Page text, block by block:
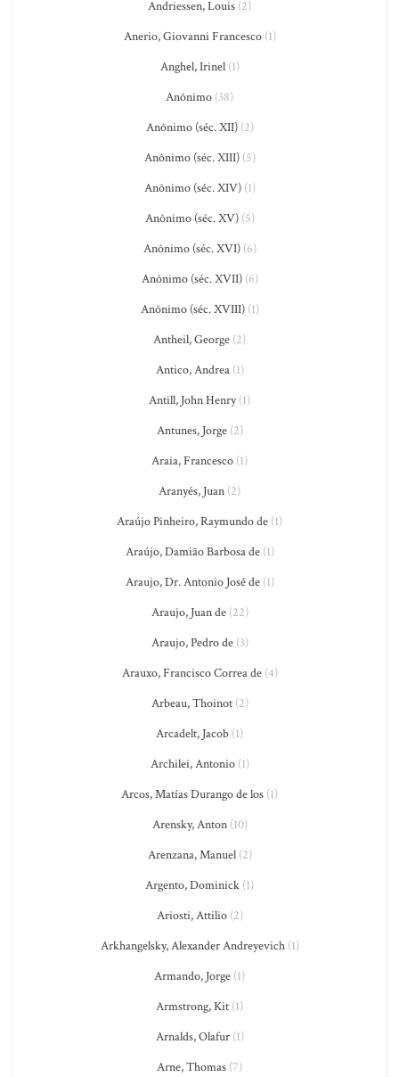
Andriessen, Louis (2)
Anerio, Giovanni Francesco(1)
Anghel, Irinel(1)
Anônimo (38)
Anônimo (séc. XII)(2)
Anônimo (séc. XIII)(5)
Anônimo (séc. XIV)(1)
Anônimo (séc. XV)(5)
Anônimo (séc. XVI)(6)
Anônimo (séc. XVII)(6)
Anônimo (séc. XVIII)(1)
Antheil, George (2)
Antico, Andrea(1)
Antill, John Henry(1)
Antunes, Jorge(2)
Araia, Francesco (1)
Aranyés, Juan (2)
Araújo Pinheiro, Raymundo de (1)
Araújo, Damião Barbosa de(1)
Araujo, Dr. Antonio José de(1)
Araujo, Juan de(22)
Araujo, Pedro de(3)
Arauxo, Francisco Correa de(4)
Arbeau, Thoinot(2)
Arcadelt, Jacob (1)
Archilei, Antonio(1)
Arcos, Matías Durango de los (1)
Arensky, Anton(10)
Arenzana, Manuel(2)
Argento, Dominick (1)
Ariosti, Attilio(2)
Arkhangelsky, Alexander Andreyevich(1)
Armando, Jorge (1)
Armstrong, Kit (1)
Arnalds, Olafur(1)
Arne, Thomas (7)